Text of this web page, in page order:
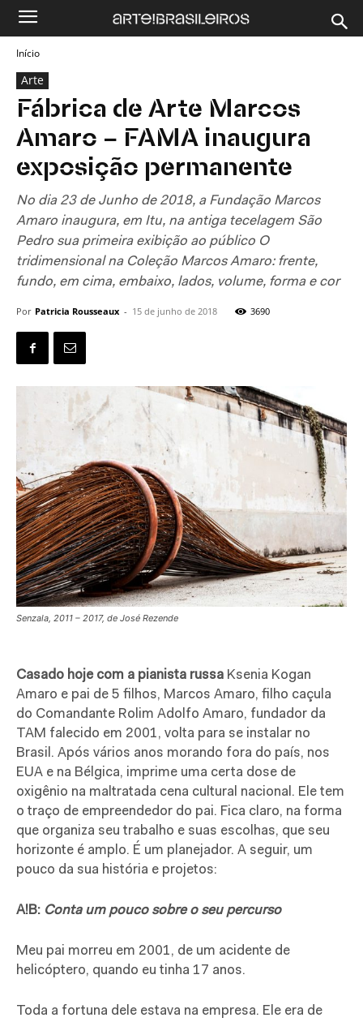
Início
Arte
Fábrica de Arte Marcos
Amaro – FAMA inaugura
exposição permanente
No dia 23 de Junho de 2018, a Fundação Marcos
Amaro inaugura, em Itu, na antiga tecelagem São
Pedro sua primeira exibição ao público O
tridimensional na Coleção Marcos Amaro: frente,
fundo, em cima, embaixo, lados, volume, forma e cor
Por Patricia Rousseaux - 15 de junho de 2018 3690
Senzala, 2011 – 2017, de José Rezende
Casado hoje com a pianista russa Ksenia Kogan
Amaro e pai de 5 filhos, Marcos Amaro, filho caçula
do Comandante Rolim Adolfo Amaro, fundador da
TAM falecido em 2001, volta para se instalar no
Brasil. Após vários anos morando fora do país, nos
EUA e na Bélgica, imprime uma certa dose de
oxigênio na maltratada cena cultural nacional. Ele tem
o traço de empreendedor do pai. Fica claro, na forma
que organiza seu trabalho e suas escolhas, que seu
horizonte é amplo. É um planejador. A seguir, um
pouco da sua história e projetos:
A!B: Conta um pouco sobre o seu percurso
Meu pai morreu em 2001, de um acidente de
helicóptero, quando eu tinha 17 anos.
Toda a fortuna dele estava na empresa. Ele era de